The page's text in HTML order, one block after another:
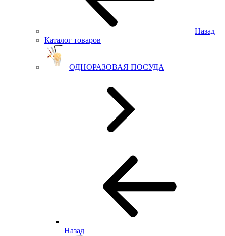
Назад
Каталог товаров
ОДНОРАЗОВАЯ ПОСУДА
Назад